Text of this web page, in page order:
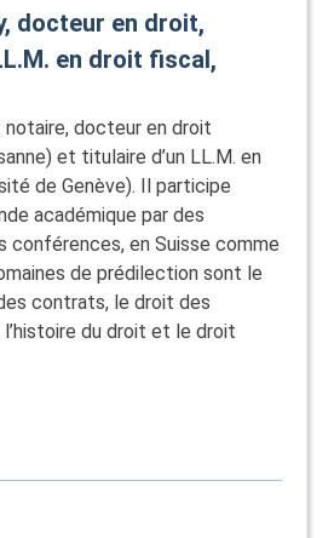
docteur en droit,
en droit fiscal,
notaire, docteur en droit
et titulaire d’un LL.M. en
de Genève). Il participe
académique par des
conférences, en Suisse comme
de prédilection sont le
contrats, le droit des
du droit et le droit